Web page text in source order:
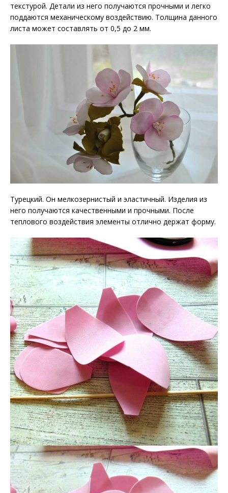
текстурой. Детали из него получаются прочными и легко
поддаются механическому воздействию. Толщина данного
листа может составлять от 0,5 до 2 мм.
Турецкий. Он мелкозернистый и эластичный. Изделия из
него получаются качественными и прочными. После
теплового воздействия элементы отлично держат форму.